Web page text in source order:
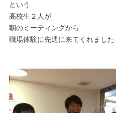
という
高校生２人が
朝のミーティングから
職場体験に先週に来てくれました